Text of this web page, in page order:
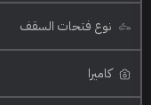
نوع فتحات السقف
كاميرا